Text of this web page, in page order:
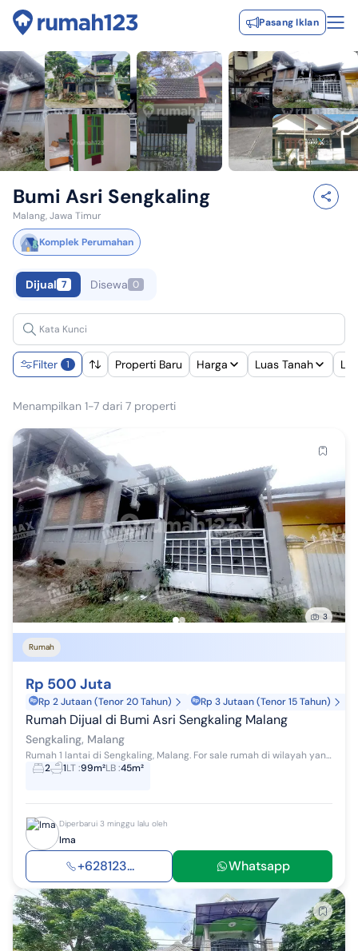
Pasang Iklan
Bumi Asri Sengkaling
Malang, Jawa Timur
Komplek Perumahan
Dijual 7 Disewa 0
Filter 1 Properti Baru Harga Luas Tanah
Menampilkan 1-7 dari 7 properti
3
Rumah
Rp 500 Juta
Rp 2 Jutaan (Tenor 20 Tahun) Rp 3 Jutaan (Tenor 15 Tahun)
Rumah Dijual di Bumi Asri Sengkaling Malang
Sengkaling, Malang
Rumah 1 lantai di Sengkaling, Malang. For sale rumah di wilayah yang tenang dengan pemandangan Dipinggiran kota. Properti 1 lantai ini berada di l...
2
1LT:99m²LB:45m²
Diperbarui 3 minggu lalu oleh
Ima
+628123... Whatsapp